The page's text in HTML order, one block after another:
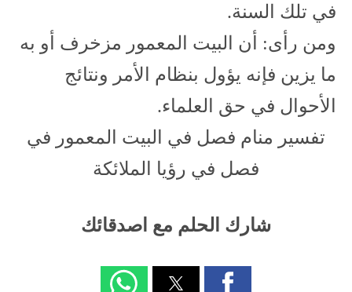
في تلك السنة.
ومن رأى: أن البيت المعمور مزخرف أو به
ما يزين فإنه يؤول بنظام الأمر ونتائج
الأحوال في حق العلماء.
تفسير منام فصل في البيت المعمور في
فصل في رؤيا الملائكة
شارك الحلم مع اصدقائك